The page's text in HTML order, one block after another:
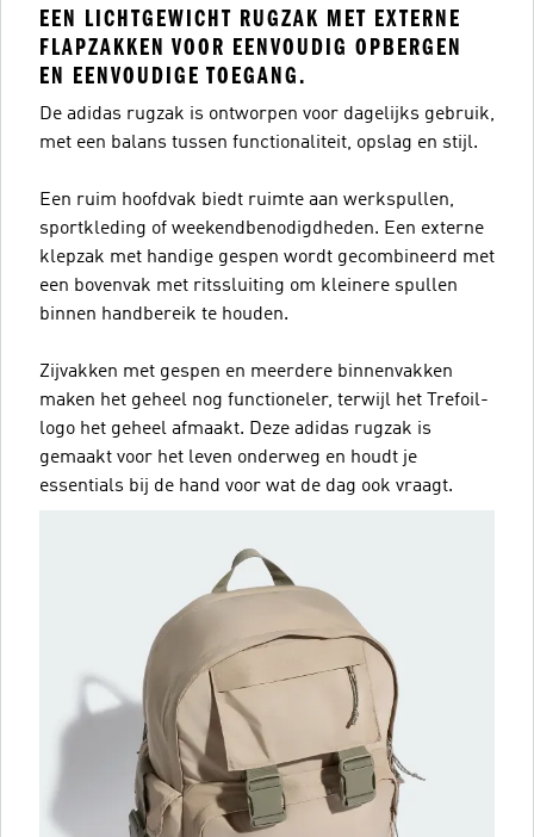
EEN LICHTGEWICHT RUGZAK MET EXTERNE
FLAPZAKKEN VOOR EENVOUDIG OPBERGEN
EN EENVOUDIGE TOEGANG.
De adidas rugzak is ontworpen voor dagelijks gebruik,
met een balans tussen functionaliteit, opslag en stijl.
Een ruim hoofdvak biedt ruimte aan werkspullen,
sportkleding of weekendbenodigdheden. Een externe
klepzak met handige gespen wordt gecombineerd met
een bovenvak met ritssluiting om kleinere spullen
binnen handbereik te houden.
Zijvakken met gespen en meerdere binnenvakken
maken het geheel nog functioneler, terwijl het Trefoil-
logo het geheel afmaakt. Deze adidas rugzak is
gemaakt voor het leven onderweg en houdt je
essentials bij de hand voor wat de dag ook vraagt.